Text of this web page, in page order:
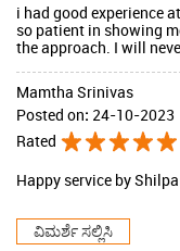
i had good experience
so patient in showing
the approach. I will
Mamtha Srinivas
Posted on: 24-10-2023
Rated
Happy service by Shilpa
ವಿಮರ್ಶೆ ಸಲ್ಲಿಸಿ